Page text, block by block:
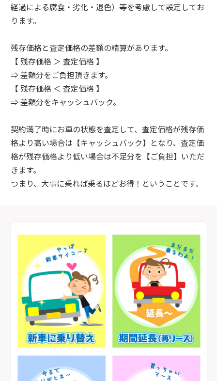
経過による腐食・劣化・退色）等を考慮して設定してお
ります。
残存価格と査定価格の差額の精算があります。
【 残存価格 ＞ 査定価格 】
⇒ 差額分をご負担頂きます。
【 残存価格 ＜ 査定価格 】
⇒ 差額分をキャッシュバック。
契約満了時にお車の状態を査定して、査定価格が残存価
格より高い場合は【キャッシュバック】となり、査定価
格が残存価格より低い場合は不足分を【ご負担】いただ
きます。
つまり、大事に乗れば乗るほどお得！ということです。